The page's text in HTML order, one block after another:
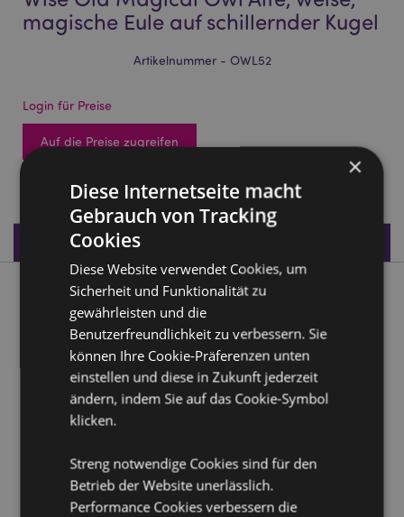
magische Eule auf schillernder Kugel
Artikelnummer - OWL52
Login für Preise
Auf die Preise zugreifen
Produktdaten
Produktbeschreibung
Wise Old Magical Owl Alte, weise, magische Eule auf
schillernder Kugel
Material:Harz
Produkttressourcen:
Möchten Sie mehr über den Einkauf bei Puckator
erfahren?Dann lesen Sie unserenLeitfaden für
Kundeninformationen.
×
Diese Internetseite macht
Gebrauch von Tracking
Cookies
Diese Website verwendet Cookies, um
Sicherheit und Funktionalität zu
gewährleisten und die
Benutzerfreundlichkeit zu verbessern. Sie
können Ihre Cookie-Präferenzen unten
einstellen und diese in Zukunft jederzeit
ändern, indem Sie auf das Cookie-Symbol
klicken.
Streng notwendige Cookies sind für den
Betrieb der Website unerlässlich.
Performance Cookies verbessern die